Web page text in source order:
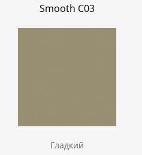
Smooth C03
Гладкий